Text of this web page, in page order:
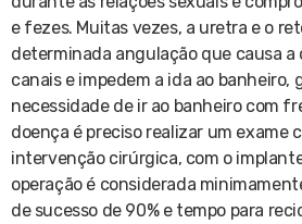
e fezes. Muitas vezes, a uretra e o
determinada angulação que causa a
canais e impedem a ida ao banheiro,
necessidade de ir ao banheiro com
doença é preciso realizar um exame
intervenção cirúrgica, com o
operação é considerada
de sucesso de 90% e tempo para